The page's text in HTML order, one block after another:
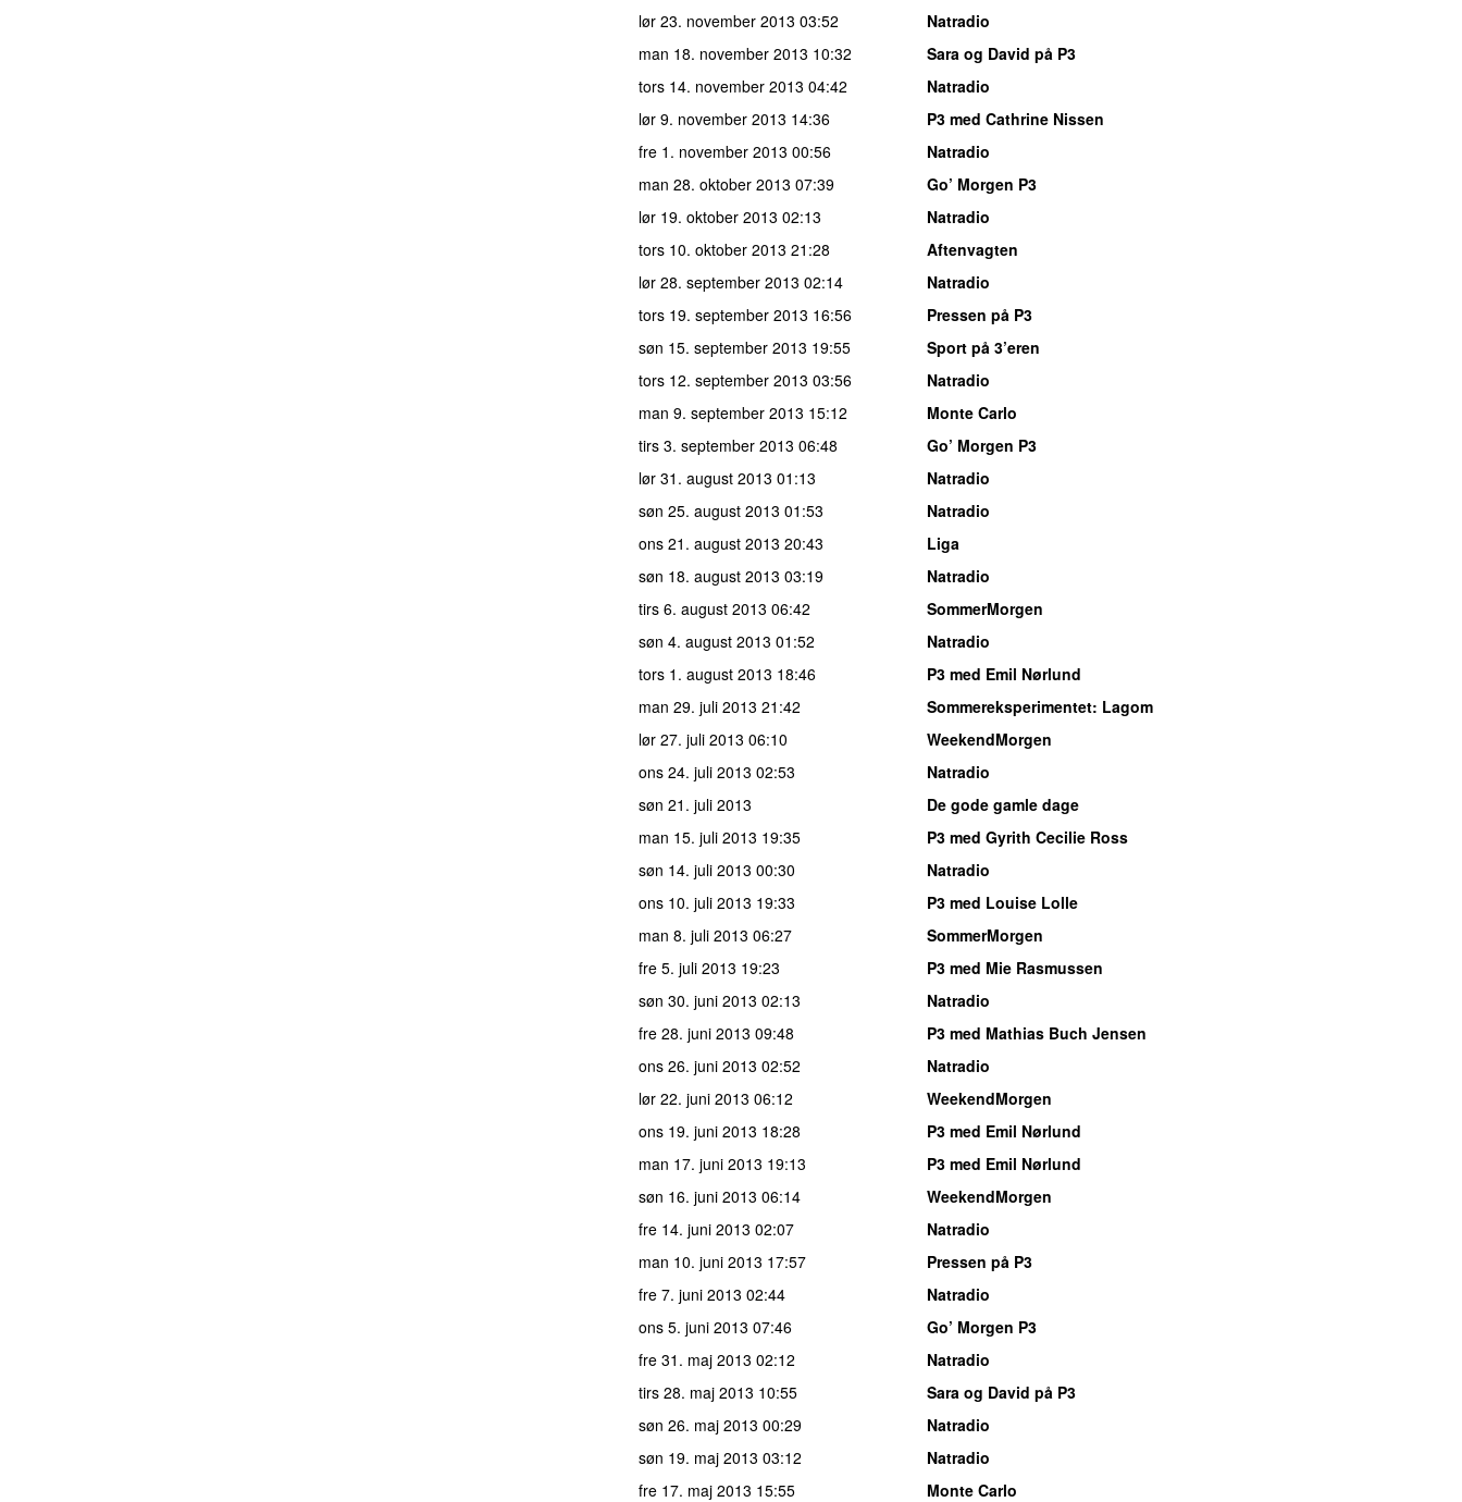
lør 23. november 2013 03:52
Natradio
man 18. november 2013 10:32
Sara og David på P3
tors 14. november 2013 04:42
Natradio
lør 9. november 2013 14:36
P3 med Cathrine Nissen
fre 1. november 2013 00:56
Natradio
man 28. oktober 2013 07:39
Go’ Morgen P3
lør 19. oktober 2013 02:13
Natradio
tors 10. oktober 2013 21:28
Aftenvagten
lør 28. september 2013 02:14
Natradio
tors 19. september 2013 16:56
Pressen på P3
søn 15. september 2013 19:55
Sport på 3’eren
tors 12. september 2013 03:56
Natradio
man 9. september 2013 15:12
Monte Carlo
tirs 3. september 2013 06:48
Go’ Morgen P3
lør 31. august 2013 01:13
Natradio
søn 25. august 2013 01:53
Natradio
ons 21. august 2013 20:43
Liga
søn 18. august 2013 03:19
Natradio
tirs 6. august 2013 06:42
SommerMorgen
søn 4. august 2013 01:52
Natradio
tors 1. august 2013 18:46
P3 med Emil Nørlund
man 29. juli 2013 21:42 Sommereksperimentet: Lagom
lør 27. juli 2013 06:10
WeekendMorgen
ons 24. juli 2013 02:53
Natradio
søn 21. juli 2013
De gode gamle dage
man 15. juli 2013 19:35
P3 med Gyrith Cecilie Ross
søn 14. juli 2013 00:30
Natradio
ons 10. juli 2013 19:33
P3 med Louise Lolle
man 8. juli 2013 06:27
SommerMorgen
fre 5. juli 2013 19:23
P3 med Mie Rasmussen
søn 30. juni 2013 02:13
Natradio
fre 28. juni 2013 09:48
P3 med Mathias Buch Jensen
ons 26. juni 2013 02:52
Natradio
lør 22. juni 2013 06:12
WeekendMorgen
ons 19. juni 2013 18:28
P3 med Emil Nørlund
man 17. juni 2013 19:13
P3 med Emil Nørlund
søn 16. juni 2013 06:14
WeekendMorgen
fre 14. juni 2013 02:07
Natradio
man 10. juni 2013 17:57
Pressen på P3
fre 7. juni 2013 02:44
Natradio
ons 5. juni 2013 07:46
Go’ Morgen P3
fre 31. maj 2013 02:12
Natradio
tirs 28. maj 2013 10:55
Sara og David på P3
søn 26. maj 2013 00:29
Natradio
søn 19. maj 2013 03:12
Natradio
fre 17. maj 2013 15:55
Monte Carlo